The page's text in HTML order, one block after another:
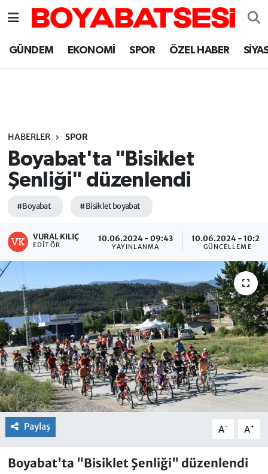
GÜNDEM EKONOMİ SPOR ÖZEL HABER
HABERLER SPOR
Boyabat'ta "Bisiklet
Şenliği" düzenlendi
#Boyabat #Bisiklet boyabat
VURAL KILIÇ
EDITÖR
10.06.2024 - 09:43
YAYINLANMA
10.06.2024 - 10:21
GÜNCELLEME
Paylaş A- A+
Boyabat'ta "Bisiklet Şenliği" düzenlendi
Sinop Nöbetçi Eczaneler
Sinop Trafik Yoğunluk Haritası
Süper Lig Puan Durumu ve Fikstür
Haber Arşivi